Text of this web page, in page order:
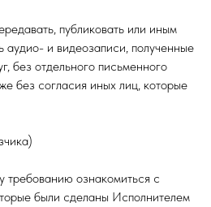
публиковать или иным
аудио- и видеозаписи, полученные
без отдельного письменного
без согласия иных лиц, которые
требованию ознакомиться с
были сделаны Исполнителем